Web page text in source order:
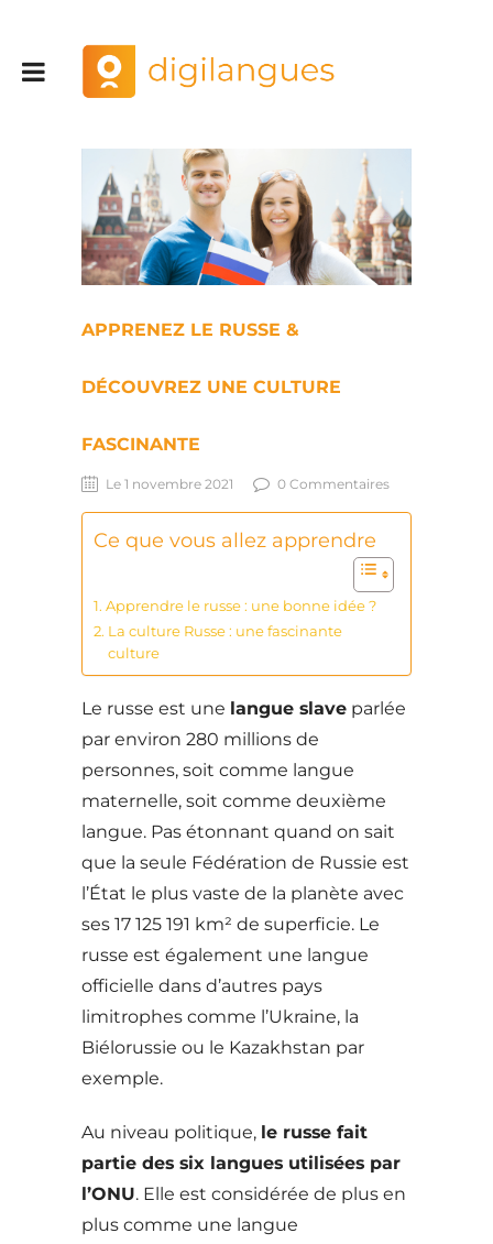
APPRENEZ LE RUSSE &
DÉCOUVREZ UNE CULTURE
FASCINANTE
Le 1 novembre 2021 0 Commentaires
Ce que vous allez apprendre
Apprendre le russe : une bonne idée ?
La culture Russe : une fascinante
culture
Le russe est une langue slave parlée
par environ 280 millions de
personnes, soit comme langue
maternelle, soit comme deuxième
langue. Pas étonnant quand on sait
que la seule Fédération de Russie est
l’État le plus vaste de la planète avec
ses 17 125 191 km² de superficie. Le
russe est également une langue
officielle dans d’autres pays
limitrophes comme l’Ukraine, la
Biélorussie ou le Kazakhstan par
exemple.
Au niveau politique, le russe fait
partie des six langues utilisées par
l’ONU. Elle est considérée de plus en
plus comme une langue